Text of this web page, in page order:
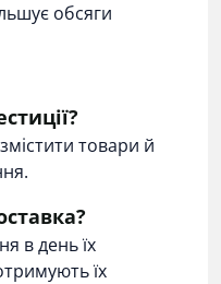
обсяги
товари й
в день їх
їх